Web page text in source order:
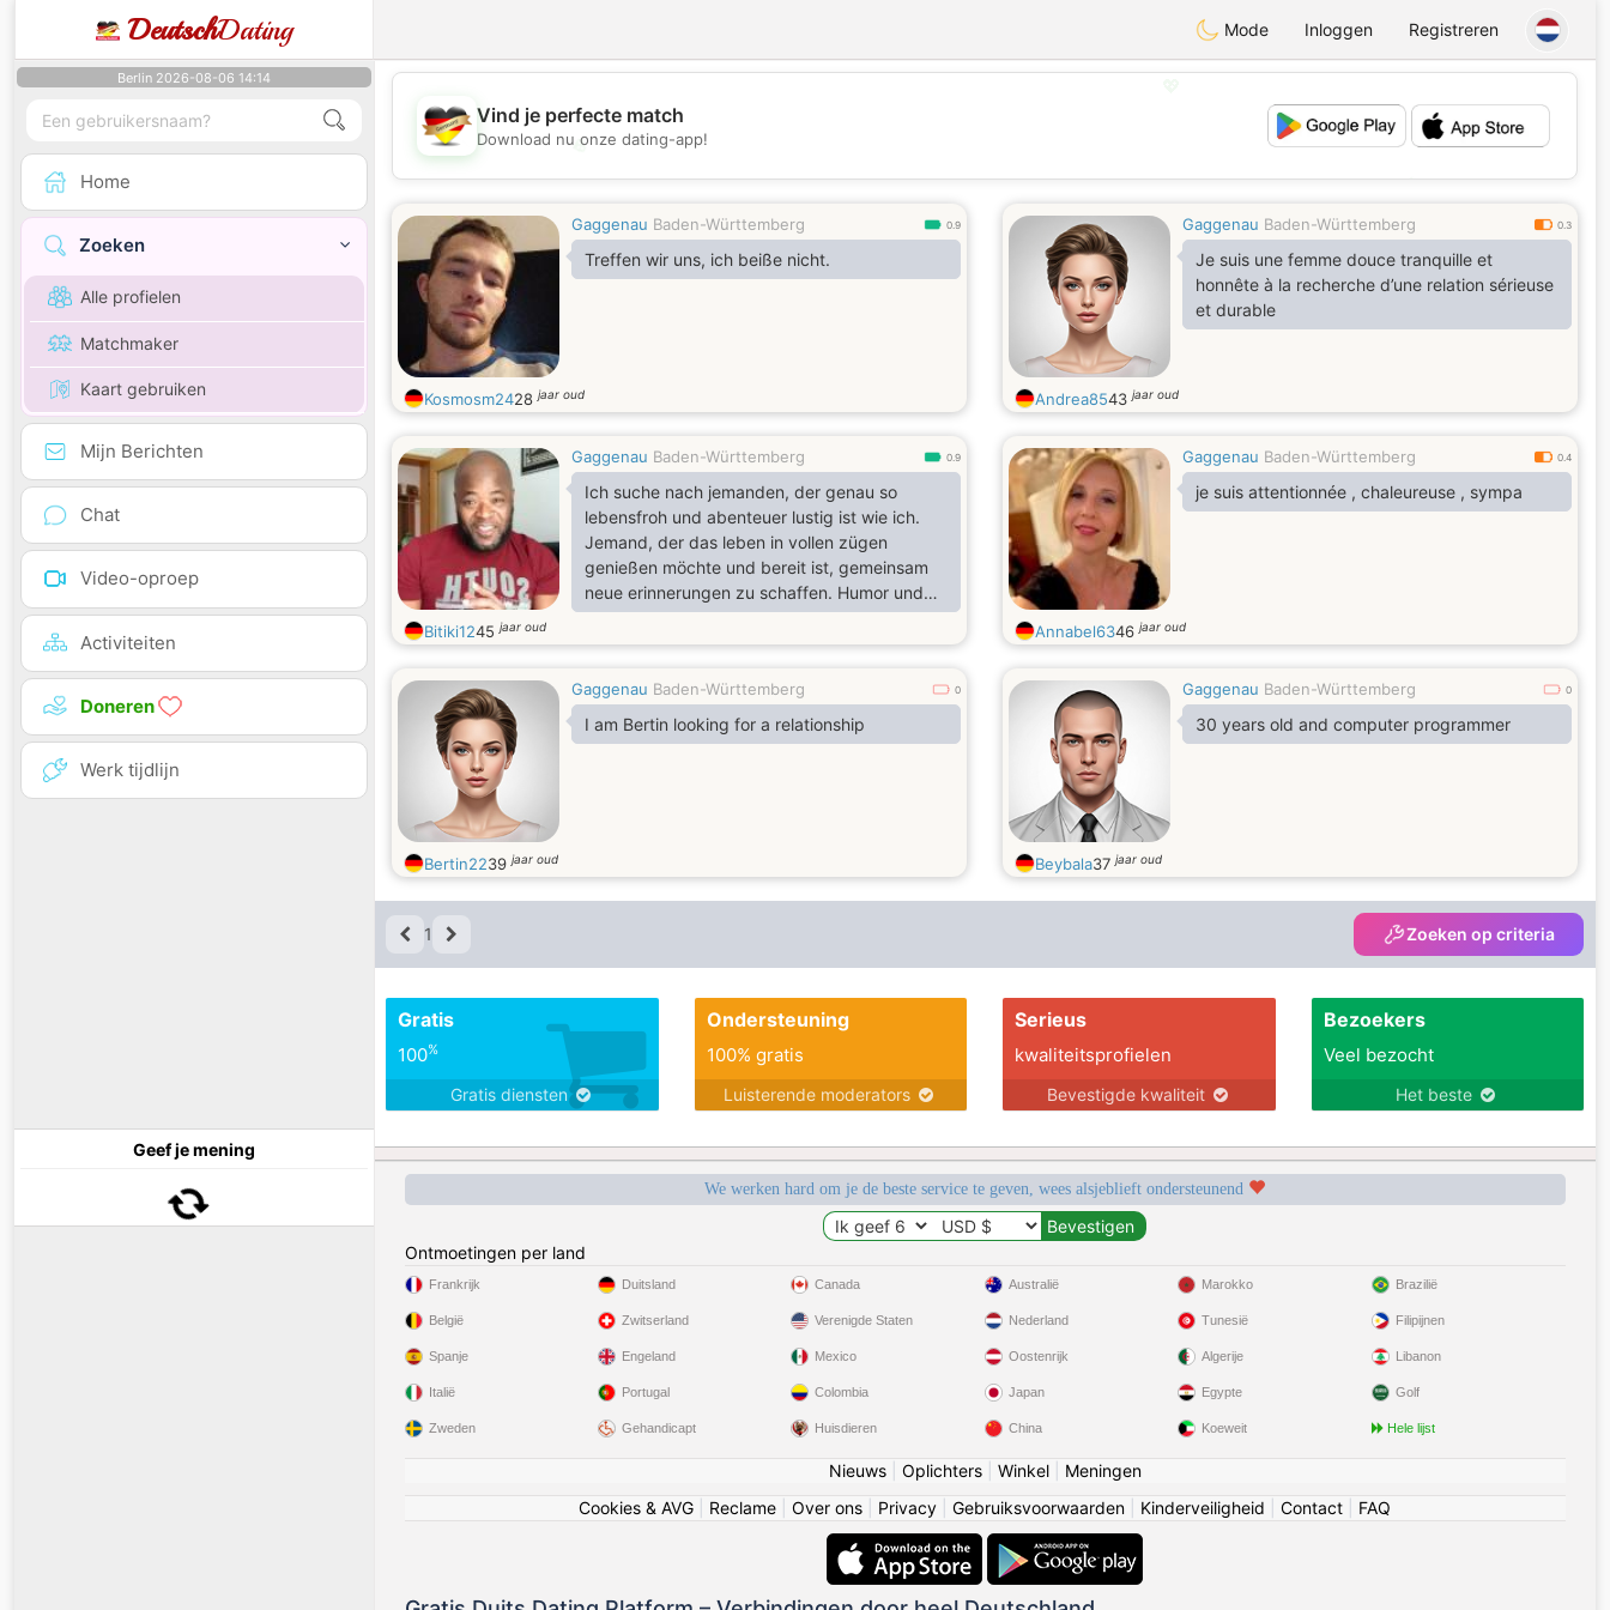
DeutschDating Mode Inloggen Registreren
Berlin 2026-08-06 14:14
Home
Zoeken
Alle profielen
Matchmaker
Kaart gebruiken
Mijn Berichten
Chat
Video-oproep
Activiteiten
Doneren
Werk tijdlijn
Geef je mening
💖
💕
Vind je perfecte match
Download nu onze dating-app!
Gaggenau Baden-Württemberg 0.9
Treffen wir uns, ich beiße nicht.
Kosmosm2428jaar oud
Gaggenau Baden-Württemberg 0.3
Je suis une femme douce tranquille et
honnête à la recherche d’une relation sérieuse
et durable
Andrea8543jaar oud
Gaggenau Baden-Württemberg 0.9
Ich suche nach jemanden, der genau so
lebensfroh und abenteuer lustig ist wie ich.
Jemand, der das leben in vollen zügen
genießen möchte und bereit ist, gemeinsam
neue erinnerungen zu schaffen. Humor und
ein positives mindset sind mir wichtig, denn
das leben sollte man nicht zu ernst nehmen.
Bitiki1245jaar oud
Gaggenau Baden-Württemberg 0.4
je suis attentionnée , chaleureuse , sympa
Annabel6346jaar oud
Gaggenau Baden-Württemberg 0
I am Bertin looking for a relationship
Bertin2239jaar oud
Gaggenau Baden-Württemberg 0
30 years old and computer programmer
Beybala37jaar oud
1 Zoeken op criteria
Gratis
100%
Gratis diensten
Ondersteuning
100% gratis
Luisterende moderators
Serieus
kwaliteitsprofielen
Bevestigde kwaliteit
Bezoekers
Veel bezocht
Het beste
We werken hard om je de beste service te geven, wees alsjeblieft ondersteunend
Ontmoetingen per land
Frankrijk
België
Spanje
Italië
Zweden
Duitsland
Zwitserland
Engeland
Portugal
Gehandicapt
Canada
Verenigde Staten
Mexico
Colombia
Huisdieren
Australië
Nederland
Oostenrijk
Japan
China
Marokko
Tunesië
Algerije
Egypte
Koeweit
Brazilië
Filipijnen
Libanon
Golf
Hele lijst
Nieuws| Oplichters| Winkel| Meningen
Cookies & AVG
Reclame Over ons Privacy Gebruiksvoorwaarden Kinderveiligheid Contact FAQ